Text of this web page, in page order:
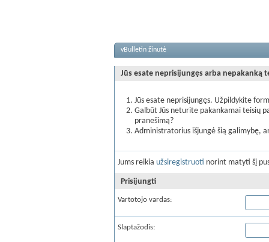
vBulletin žinutė
Jūs esate neprisijungęs arba nepakanką
Jūs esate neprisijungęs. Užpildykite
Galbūt Jūs neturite pakankamai teisių
pranešimą?
Administratorius išjungė šią galimybę,
Jums reikia užsiregistruoti norint matyti šį
Prisijungti
Vartotojo vardas:
Slaptažodis: